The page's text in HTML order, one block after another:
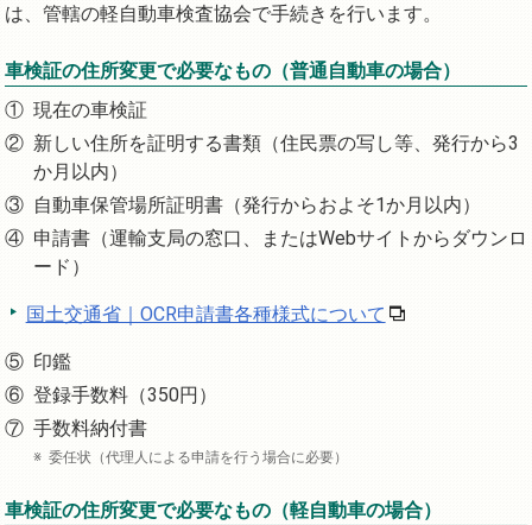
は、管轄の軽自動車検査協会で手続きを行います。
車検証の住所変更で必要なもの（普通自動車の場合）
現在の車検証
新しい住所を証明する書類（住民票の写し等、発行から3
か月以内）
自動車保管場所証明書（発行からおよそ1か月以内）
申請書（運輸支局の窓口、またはWebサイトからダウンロ
ード）
国土交通省｜OCR申請書各種様式について
印鑑
登録手数料（350円）
手数料納付書
委任状（代理人による申請を行う場合に必要）
車検証の住所変更で必要なもの（軽自動車の場合）